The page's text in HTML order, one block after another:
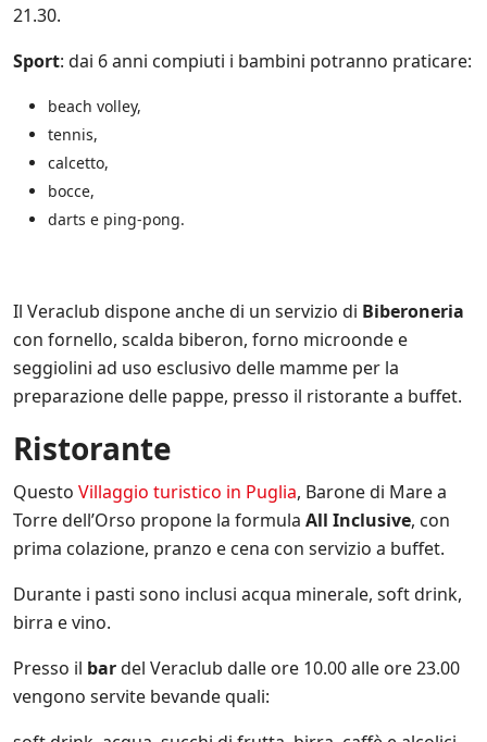
21.30.
Sport: dai 6 anni compiuti i bambini potranno praticare:
beach volley,
tennis,
calcetto,
bocce,
darts e ping-pong.
Il Veraclub dispone anche di un servizio di Biberoneria
con fornello, scalda biberon, forno microonde e
seggiolini ad uso esclusivo delle mamme per la
preparazione delle pappe, presso il ristorante a buffet.
Ristorante
Questo Villaggio turistico in Puglia, Barone di Mare a
Torre dell’Orso propone la formula All Inclusive, con
prima colazione, pranzo e cena con servizio a buffet.
Durante i pasti sono inclusi acqua minerale, soft drink,
birra e vino.
Presso il bardel Veraclub dalle ore 10.00 alle ore 23.00
vengono servite bevande quali: